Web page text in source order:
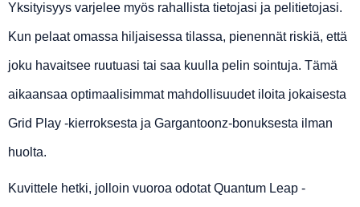
Yksityisyys varjelee myös rahallista tietojasi ja pelitietojasi.
Kun pelaat omassa hiljaisessa tilassa, pienennät riskiä, että
joku havaitsee ruutuasi tai saa kuulla pelin sointuja. Tämä
aikaansaa optimaalisimmat mahdollisuudet iloita jokaisesta
Grid Play -kierroksesta ja Gargantoonz-bonuksesta ilman
huolta.
Kuvittele hetki, jolloin vuoroa odotat Quantum Leap -